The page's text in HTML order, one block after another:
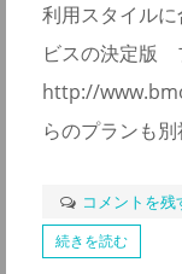
利用スタイル
ビスの決定版
http://
らのプランも
コメントを残
続きを読む